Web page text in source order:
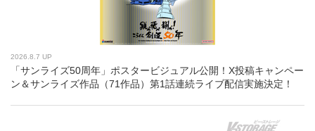
2026.8.7 UP
「サンライズ50周年」ポスタービジュアル公開！X投稿キャンペー
ン＆サンライズ作品（71作品）第1話連続ライブ配信実施決定！